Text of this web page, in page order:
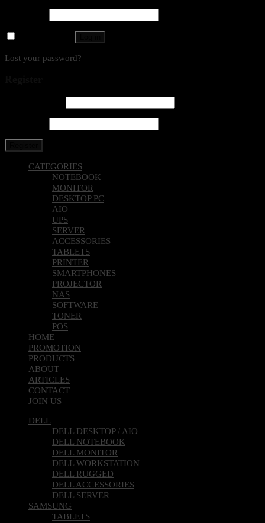
Lost your password?
CATEGORIES
NOTEBOOK
MONITOR
DESKTOP PC
AIO
UPS
SERVER
ACCESSORIES
TABLETS
PRINTER
SMARTPHONES
PROJECTOR
NAS
SOFTWARE
TONER
POS
HOME
PROMOTION
PRODUCTS
ABOUT
ARTICLES
CONTACT
JOIN US
DELL
DELL DESKTOP / AIO
DELL NOTEBOOK
DELL MONITOR
DELL WORKSTATION
DELL RUGGED
DELL ACCESSORIES
DELL SERVER
SAMSUNG
TABLETS